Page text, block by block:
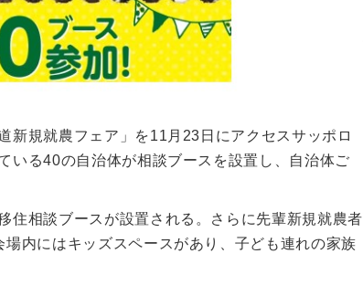
新規就農フェア」を11月23日にアクセスサッポロ
いる40の自治体が相談ブースを設置し、自治体ご
住相談ブースが設置される。さらに先輩新規就農者
内にはキッズスペースがあり、子ども連れの家族